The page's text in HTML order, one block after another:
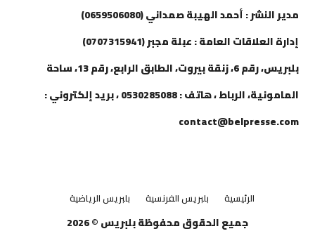
مدير النشر : أحمد الهيبة صمداني (0659506080)
إدارة العلاقات العامة : عبلة مجبر (0707315941)
بلبريس، رقم 6، زنقة بيروت، الطابق الرابع، رقم 13، ساحة
المامونية، الرباط ، هاتف : 0530285088 ، بريد إلكتروني :
contact@belpresse.com
الرئيسية بلبريس الفرنسية بلبريس الرياضية
جميع الحقوق محفوظة بلبريس © 2026